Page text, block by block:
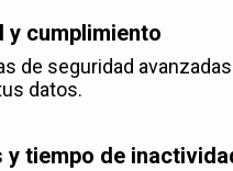
y cumplimiento
de seguridad
datos.
tiempo de